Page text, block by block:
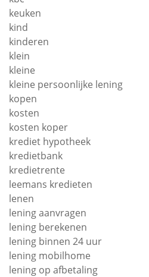
keuken
kind
kinderen
klein
kleine
kleine persoonlijke lening
kopen
kosten
kosten koper
krediet hypotheek
kredietbank
kredietrente
leemans kredieten
lenen
lening aanvragen
lening berekenen
lening binnen 24 uur
lening mobilhome
lening op afbetaling